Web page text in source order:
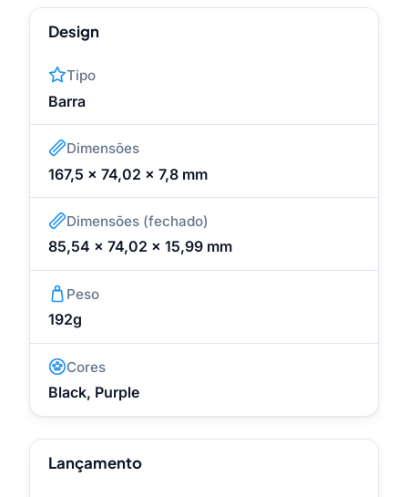
Design
Tipo
Barra
Dimensões
167,5 x 74,02 x 7,8 mm
Dimensões (fechado)
85,54 x 74,02 x 15,99 mm
Peso
192g
Cores
Black, Purple
Lançamento